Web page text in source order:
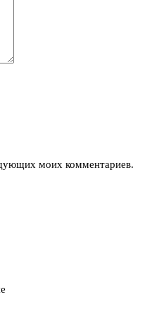
моих комментариев.